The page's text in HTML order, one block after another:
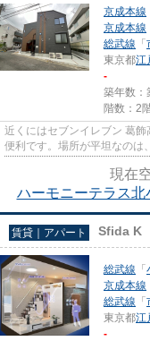
京成本線
京成本線
総武線 「
東京都江
-
築年数：
階数：2
近くにはセブンイレブン 葛
便利です。場所が平坦なのは
現在
ハーモニーテラス
賃貸｜アパート Sfida K
総武線 「
京成本線
総武線 「
東京都江
-